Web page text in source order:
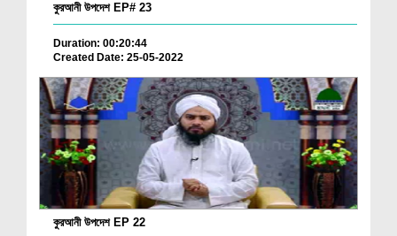
কুরআনী উপদেশ EP# 23
Duration: 00:20:44
Created Date: 25-05-2022
কুরআনী উপদেশ EP 22